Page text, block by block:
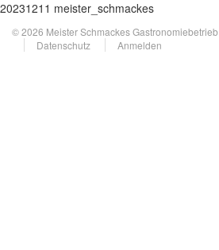
20231211 meister_schmackes
© 2026 Meister Schmackes Gastronomiebetrieb
Datenschutz
Anmelden